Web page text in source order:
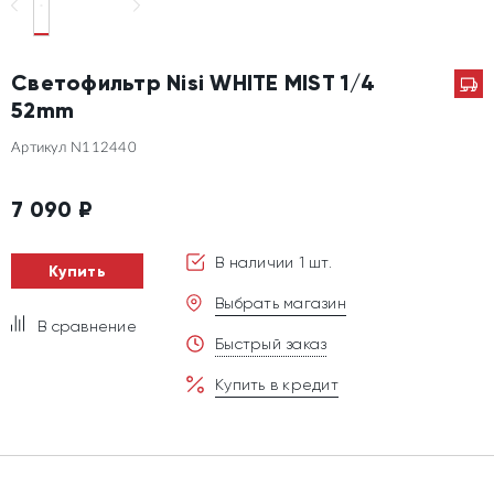
Светофильтр Nisi WHITE MIST 1/4
52mm
Артикул N112440
7 090 ₽
Купить
В сравнение
В наличии 1 шт.
Выбрать магазин
Быстрый заказ
Купить в кредит